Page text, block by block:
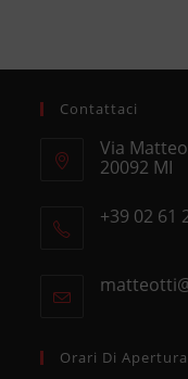
Contattaci
Via
20092 MI
in
+39 02 61
your
Orari Di Apertura